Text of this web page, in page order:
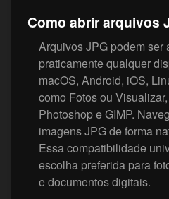
Como abrir arquivos
Arquivos JPG podem ser
praticamente qualquer
macOS, Android, iOS,
como Fotos ou
Photoshop e GIMP.
imagens JPG de forma
Essa compatibilidade
escolha preferida para
e documentos digitais.